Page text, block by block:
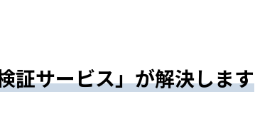
証サービス」が解決します